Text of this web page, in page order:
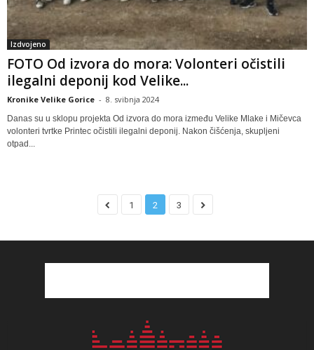
Izdvojeno
FOTO Od izvora do mora: Volonteri očistili
ilegalni deponij kod Velike...
Kronike Velike Gorice - 8. svibnja 2024
Danas su u sklopu projekta Od izvora do mora između Velike Mlake i Mičevca
volonteri tvrtke Printec očistili ilegalni deponij. Nakon čišćenja, skupljeni
otpad...
1 2 3